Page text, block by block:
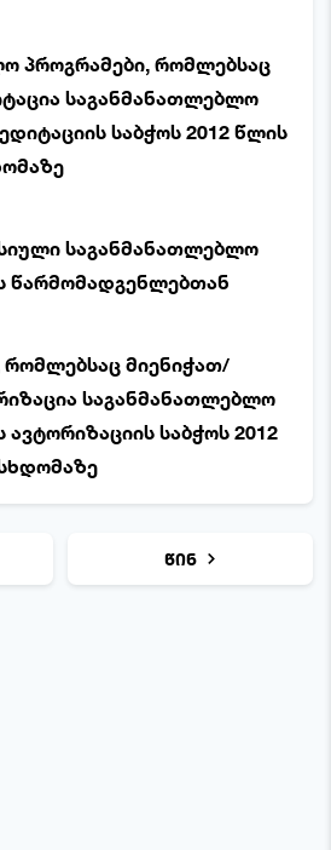
პროგრამები, რომლებსაც
საგანმანათლებლო
საბჭოს 2012 წლის
საგანმანათლებლო
წარმომადგენლებთან
რომლებსაც მიენიჭათ/
საგანმანათლებლო
ავტორიზაციის საბჭოს 2012
წინ